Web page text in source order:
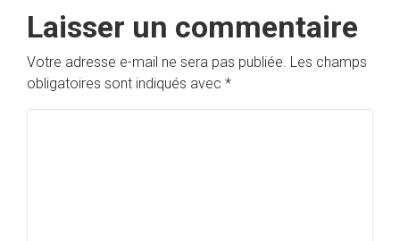
Laisser un commentaire
Votre adresse e-mail ne sera pas publiée. Les champs
obligatoires sont indiqués avec *